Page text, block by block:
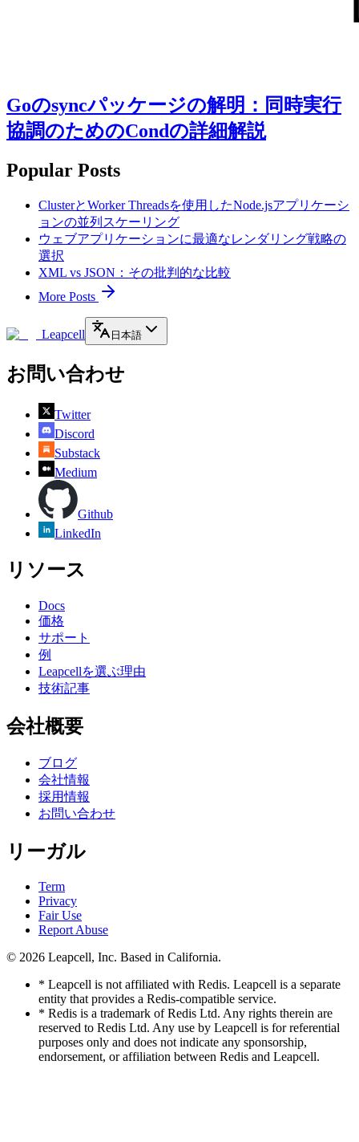
Goのsyncパッケージの解明：同時実行
協調のためのCondの詳細解説
Popular Posts
ClusterとWorker Threadsを使用したNode.jsアプリケーシ
ョンの並列スケーリング
ウェブアプリケーションに最適なレンダリング戦略の
選択
XML vs JSON：その批判的な比較
More Posts
Leapcell 日本語
お問い合わせ
Twitter
Discord
Substack
Medium
Github
LinkedIn
リソース
Docs
価格
サポート
例
Leapcellを選ぶ理由
技術記事
会社概要
ブログ
会社情報
採用情報
お問い合わせ
リーガル
Term
Privacy
Fair Use
Report Abuse
© 2026 Leapcell, Inc. Based in California.
* Leapcell is not affiliated with Redis. Leapcell is a separate
entity that provides a Redis-compatible service.
* Redis is a trademark of Redis Ltd. Any rights therein are
reserved to Redis Ltd. Any use by Leapcell is for referential
purposes only and does not indicate any sponsorship,
endorsement, or affiliation between Redis and Leapcell.